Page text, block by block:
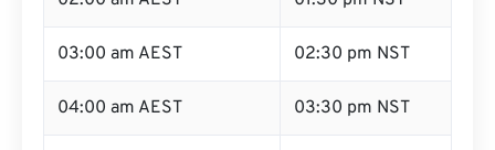
03:00 am AEST 02:30 pm NST
04:00 am AEST 03:30 pm NST